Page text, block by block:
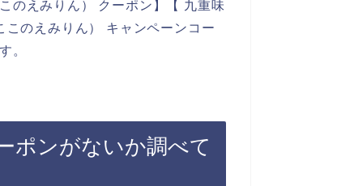
のえみりん） クーポン】【 九重味
のえみりん） キャンペーンコー
。
ポンがないか調べて